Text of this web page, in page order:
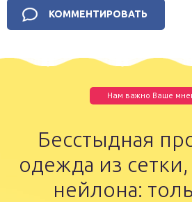
Нам важно Ваше
Бесстыдная
одежда из
нейлона: